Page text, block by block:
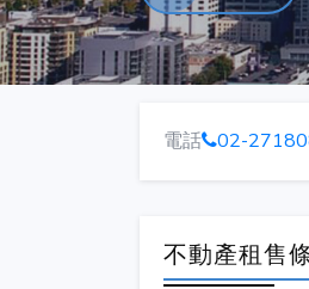
電話 02-
不動產租售